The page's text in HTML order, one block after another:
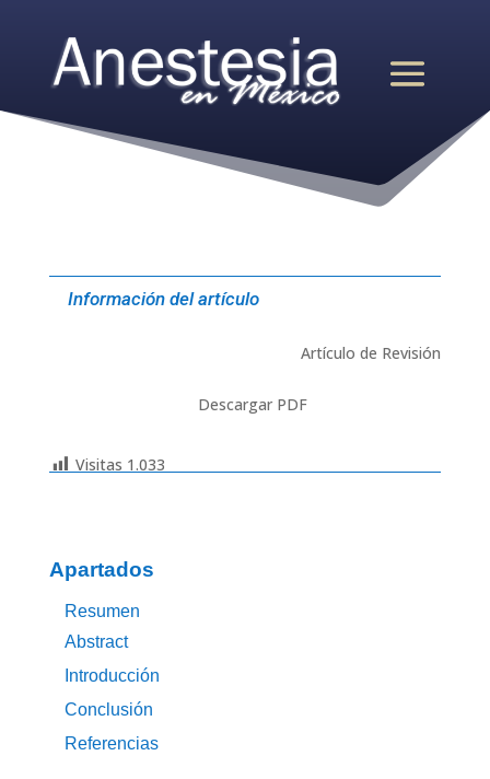
Información del artículo
Artículo de Revisión
Descargar PDF
Visitas 1.033
Apartados
Resumen
Abstract
Introducción
Conclusión
Referencias